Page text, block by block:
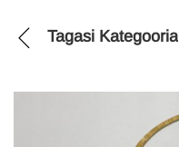
Tagasi Kategooria